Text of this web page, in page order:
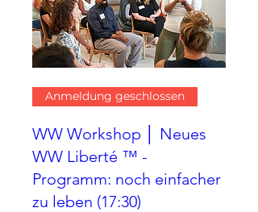
Anmeldung geschlossen
WW Workshop │ Neues
WW Liberté ™ -
Programm: noch einfacher
zu leben (17:30)